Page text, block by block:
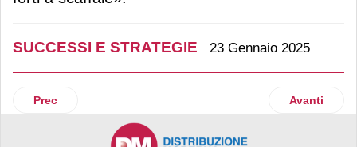
SUCCESSI E STRATEGIE 23 Gennaio 2025
Articolo precedente: Lg, fatturato record nel 2024
Prec Articolo
Avanti